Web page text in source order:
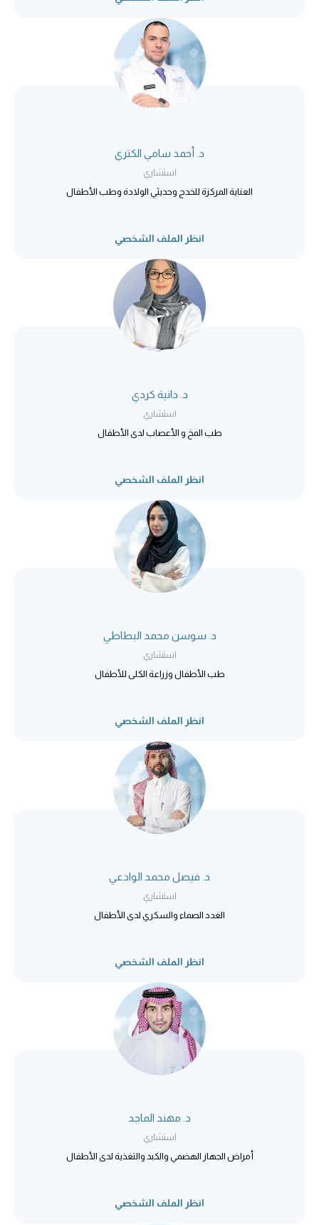
د. أحمد سامي الكتري
استشاري
العناية المركزة للخدج وحديثي الولادة وطب الأطفال
انظر الملف الشخصي
د. دانية كردي
استشاري
طب المخ و الأعصاب لدى الأطفال
انظر الملف الشخصي
د. سوسن محمد البطاطي
استشاري
طب الأطفال وزراعة الكلى للأطفال
انظر الملف الشخصي
د. فيصل محمد الوادعي
استشاري
الغدد الصماء والسكري لدى الأطفال
انظر الملف الشخصي
د. مهند الماجد
استشاري
أمراض الجهاز الهضمي والكبد والتغذية لدى الأطفال
انظر الملف الشخصي